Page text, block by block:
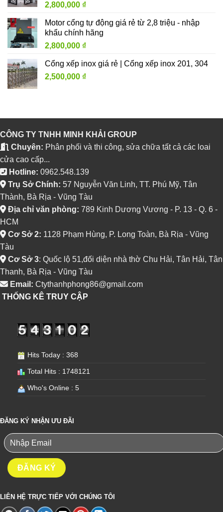
2,800,000 ₫
Motor cổng tự động giá rẻ từ 2,8 triệu - nhập
khẩu chính hãng
2,800,000 ₫
Cổng xếp inox giá rẻ | Cổng xếp inox 201, 304
2,500,000 ₫
CÔNG TY TNHH MINH KHẢI GROUP
Chuyên: Phân phối và thi công, sửa chữa tất cả các loai
cửa cao cấp...
Hotline: 0962.548.139
Trụ Sở Chính: 57 Nguyễn Văn Linh, TT. Phú Mỹ, Tân
Thành, Bà Rịa - Vũng Tàu
Địa chỉ văn phòng: 789 Kinh Dương Vương - P. 13 - Q. 6 -
HCM
Cơ Sở 2: 1128 Phạm Hùng, P. Long Toàn, Bà Rịa - Vũng
Tàu
Cơ Sở 3: Quốc lộ 51,đối diện nhà thờ Chu Hải, Tân Hải, Tân
Thanh, Bà Rịa - Vũng Tàu
Email: Ctythanhphong86@gmail.com
THỐNG KÊ TRUY CẬP
Hits Today : 368
Total Hits : 1748121
Who's Online : 5
ĐĂNG KÝ NHẬN ƯU ĐÃI
LIÊN HỆ TRỰC TIẾP VỚI CHÚNG TÔI